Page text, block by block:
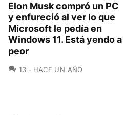
Elon Musk compró un PC
y enfureció al ver lo que
Microsoft le pedía en
Windows 11. Está yendo a
peor
13 COMENTARIOS
HACE UN AÑO